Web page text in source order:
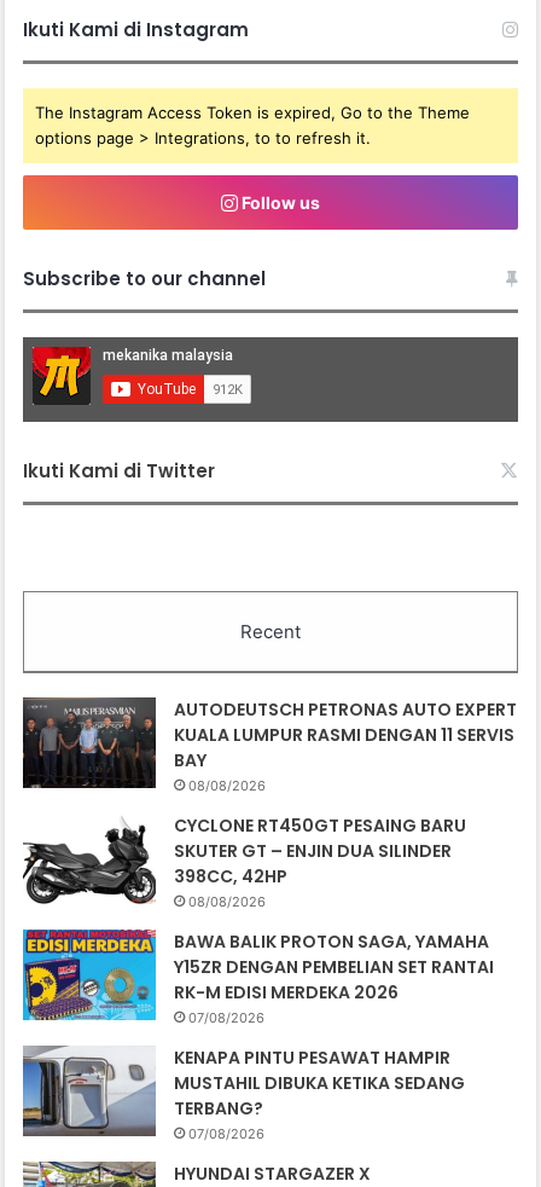
Ikuti Kami di Instagram
The Instagram Access Token is expired, Go to the Theme
options page > Integrations, to to refresh it.
Follow us
Subscribe to our channel
Ikuti Kami di Twitter
Recent
AUTODEUTSCH PETRONAS AUTO EXPERT
KUALA LUMPUR RASMI DENGAN 11 SERVIS
BAY
08/08/2026
CYCLONE RT450GT PESAING BARU
SKUTER GT – ENJIN DUA SILINDER
398CC, 42HP
08/08/2026
BAWA BALIK PROTON SAGA, YAMAHA
Y15ZR DENGAN PEMBELIAN SET RANTAI
RK-M EDISI MERDEKA 2026
07/08/2026
KENAPA PINTU PESAWAT HAMPIR
MUSTAHIL DIBUKA KETIKA SEDANG
TERBANG?
07/08/2026
HYUNDAI STARGAZER X